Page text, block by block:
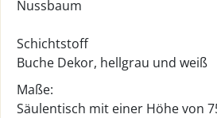
Nussbaum
Schichtstoff
Buche Dekor, hellgrau und weiß
Maße:
Säulentisch mit einer Höhe von